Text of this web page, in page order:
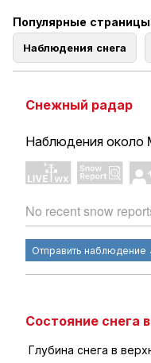
Популярные страницы
Наблюдения снега
Снежный радар
Наблюдения около
No recent snow
Отправить наблюдение
Состояние снега
Глубина снега в